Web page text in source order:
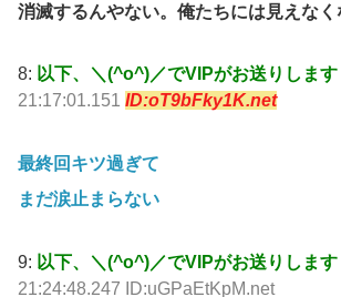
消滅するんやない。俺たちには見えなく
8: 以下、＼(^o^)／でVIPがお送りします
21:17:01.151 ID:oT9bFky1K.net
最終回キツ過ぎて
まだ涙止まらない
9: 以下、＼(^o^)／でVIPがお送りします
21:24:48.247 ID:uGPaEtKpM.net